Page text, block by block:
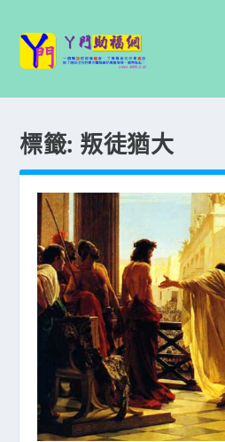
標籤: 叛徒猶大